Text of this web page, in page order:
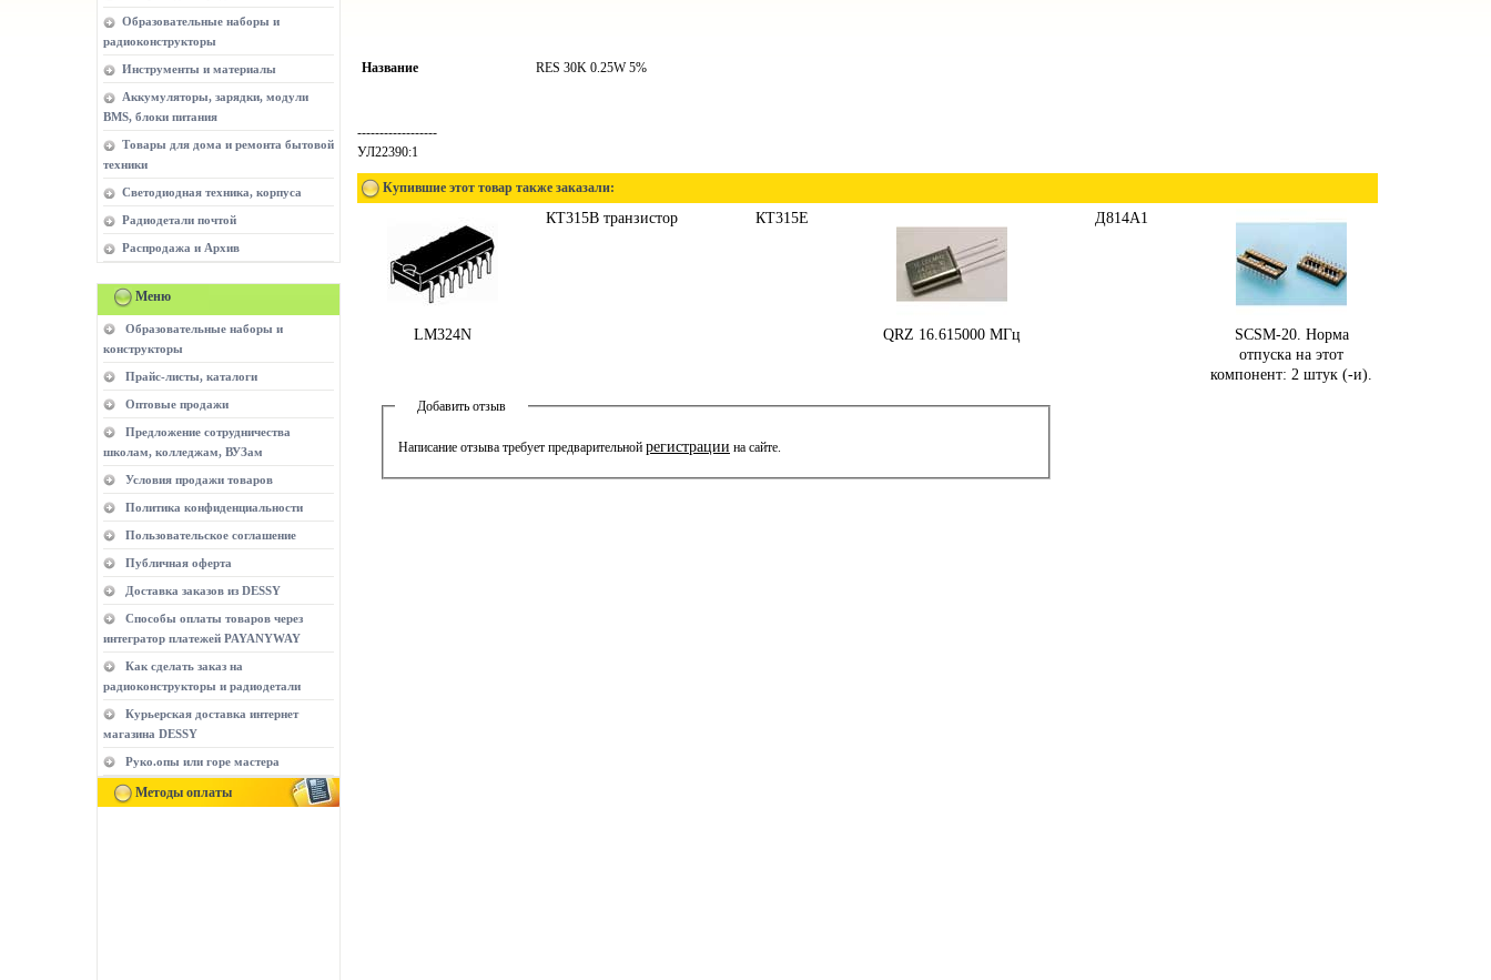
Образовательные наборы и
радиоконструкторы
Инструменты и материалы
Аккумуляторы, зарядки, модули
BMS, блоки питания
Товары для дома и ремонта бытовой
техники
Светодиодная техника, корпуса
Радиодетали почтой
Распродажа и Архив
Меню
Образовательные наборы и
конструкторы
Прайс-листы, каталоги
Оптовые продажи
Предложение сотрудничества
школам, колледжам, ВУЗам
Условия продажи товаров
Политика конфиденциальности
Пользовательское соглашение
Публичная оферта
Доставка заказов из DESSY
Способы оплаты товаров через
интегратор платежей PAYANYWAY
Как сделать заказ на
радиоконструкторы и радиодетали
Курьерская доставка интернет
магазина DESSY
Руко.опы или горе мастера
Методы оплаты
Название RES 30K 0.25W 5%
------------------
УЛ22390:1
Купившие этот товар также заказали:
LM324N
КТ315В транзистор КТ315Е
QRZ 16.615000 МГц
Д814А1
SCSM-20. Норма
отпуска на этот
компонент: 2 штук (-и).
Добавить отзыв
Написание отзыва требует предварительной регистрации на сайте.